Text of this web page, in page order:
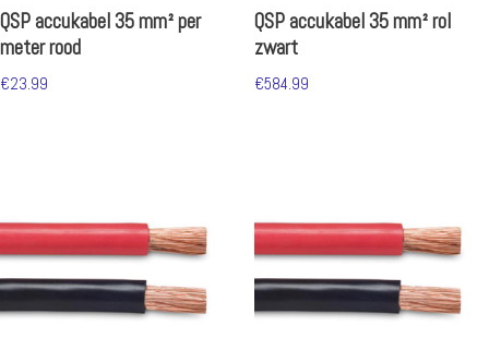
QSP accukabel 35 mm² per
meter rood
€23.99
QSP accukabel 35 mm² rol
zwart
€584.99